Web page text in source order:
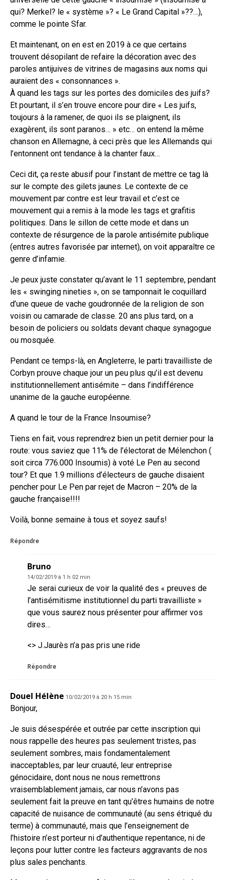
qui? Merkel? le « système »? « Le Grand Capital »??…),
comme le pointe Sfar.
Et maintenant, on en est en 2019 à ce que certains
trouvent désopilant de refaire la décoration avec des
paroles antijuives de vitrines de magasins aux noms qui
auraient des « consonnances ».
À quand les tags sur les portes des domiciles des juifs?
Et pourtant, il s’en trouve encore pour dire « Les juifs,
toujours à la ramener, de quoi ils se plaignent, ils
exagèrent, ils sont paranos… » etc… on entend la même
chanson en Allemagne, à ceci près que les Allemands qui
l’entonnent ont tendance à la chanter faux…
Ceci dit, ça reste abusif pour l’instant de mettre ce tag là
sur le compte des gilets jaunes. Le contexte de ce
mouvement par contre est leur travail et c’est ce
mouvement qui a remis à la mode les tags et grafitis
politiques. Dans le sillon de cette mode et dans un
contexte de résurgence de la parole antisémite publique
(entres autres favorisée par internet), on voit apparaître ce
genre d’infamie.
Je peux juste constater qu’avant le 11 septembre, pendant
les « swinging nineties », on se tamponnait le coquillard
d’une queue de vache goudronnée de la religion de son
voisin ou camarade de classe. 20 ans plus tard, on a
besoin de policiers ou soldats devant chaque synagogue
ou mosquée.
Pendant ce temps-là, en Angleterre, le parti travailliste de
Corbyn prouve chaque jour un peu plus qu’il est devenu
institutionnellement antisémite – dans l’indifférence
unanime de la gauche européenne.
A quand le tour de la France Insoumise?
Tiens en fait, vous reprendrez bien un petit dernier pour la
route: vous saviez que 11% de l’électorat de Mélenchon (
soit circa 776.000 Insoumis) à voté Le Pen au second
tour? Et que 1.9 millions d’électeurs de gauche disaient
pencher pour Le Pen par rejet de Macron – 20% de la
gauche française!!!!
Voilà, bonne semaine à tous et soyez saufs!
Répondre
Bruno
14/02/2019 à 1 h 02 min
Je serai curieux de voir la qualité des « preuves de
l’antisémitisme institutionnel du parti travailliste »
que vous saurez nous présenter pour affirmer vos
dires…
<> J.Jaurès n’a pas pris une ride
Répondre
Douel Hélène 10/02/2019 à 20 h 15 min
Bonjour,
Je suis désespérée et outrée par cette inscription qui
nous rappelle des heures pas seulement tristes, pas
seulement sombres, mais fondamentalement
inacceptables, par leur cruauté, leur entreprise
génocidaire, dont nous ne nous remettrons
vraisemblablement jamais, car nous n’avons pas
seulement fait la preuve en tant qu’êtres humains de notre
capacité de nuisance de communauté (au sens étriqué du
terme) à communauté, mais que l’enseignement de
l’histoire n’est porteur ni d’authentique repentance, ni de
leçons pour lutter contre les facteurs aggravants de nos
plus sales penchants.